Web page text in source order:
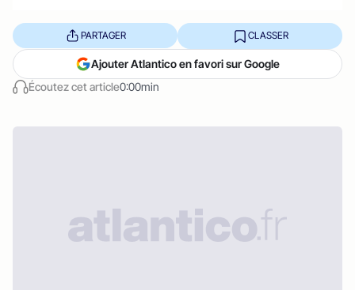
Écoutez cet article0:00min
PARTAGER CLASSER
Ajouter Atlantico en favori sur Google